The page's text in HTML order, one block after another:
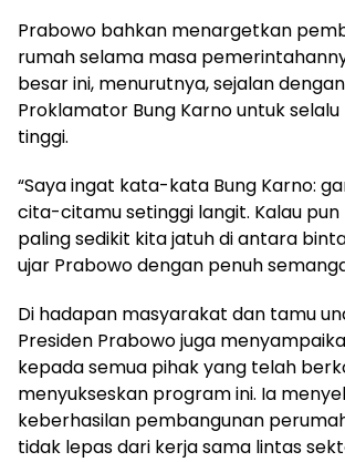
Prabowo bahkan menargetkan
rumah selama masa
besar ini, menurutnya, sejalan
Proklamator Bung Karno untuk
tinggi.
“Saya ingat kata-kata Bung Karno:
cita-citamu setinggi langit. Kalau pun
paling sedikit kita jatuh di antara
ujar Prabowo dengan penuh
Di hadapan masyarakat dan tamu
Presiden Prabowo juga
kepada semua pihak yang telah
menyukseskan program ini. Ia
keberhasilan pembangunan
tidak lepas dari kerja sama lintas